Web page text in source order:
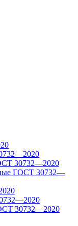
30732—2020
ГОСТ 30732—
30732—2020